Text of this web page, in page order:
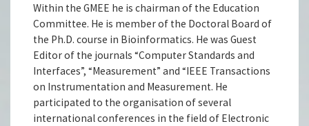
Within the GMEE he is chairman of the Education
Committee. He is member of the Doctoral Board of
the Ph.D. course in Bioinformatics. He was Guest
Editor of the journals “Computer Standards and
Interfaces”, “Measurement” and “IEEE Transactions
on Instrumentation and Measurement. He
participated to the organisation of several
international conferences in the field of Electronic